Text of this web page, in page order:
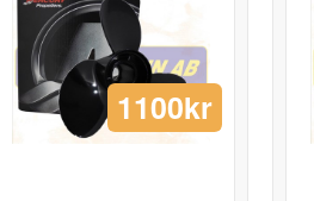
1100kr